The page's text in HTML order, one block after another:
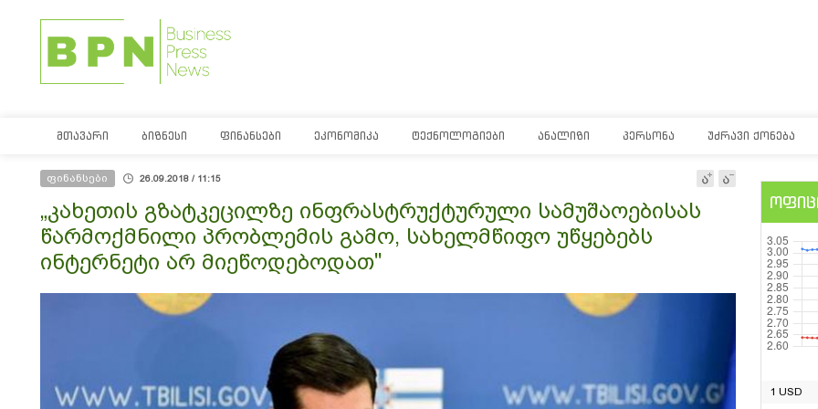
ᲛᲗᲐᲕᲐᲠᲘ ᲑᲘᲖᲜᲔᲡᲘ ᲤᲘᲜᲐᲜᲡᲔᲑᲘ ᲔᲙᲝᲜᲝᲛᲘᲙᲐ ᲢᲔᲥᲜᲝᲚᲝᲒᲘᲔᲑᲘ ᲐᲜᲐᲚᲘᲖᲘ ᲞᲔᲠᲡᲝᲜᲐ ᲣᲫᲠᲐᲕᲘ ᲥᲝᲜᲔᲑᲐ
ფინანსები 26.09.2018 / 11:15
„კახეთის გზატკეცილზე ინფრასტრუქტურული სამუშაოებისას
წარმოქმნილი პრობლემის გამო, სახელმწიფო უწყებებს
ინტერნეტი არ მიეწოდებოდათ"
1 USD